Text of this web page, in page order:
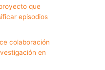
que
episodios
colaboración
en